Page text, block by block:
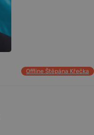
Offline Štěpána Křečka